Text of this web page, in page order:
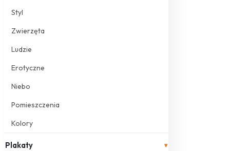
Styl
Zwierzęta
Ludzie
Erotyczne
Niebo
Pomieszczenia
Kolory
Plakaty ▾